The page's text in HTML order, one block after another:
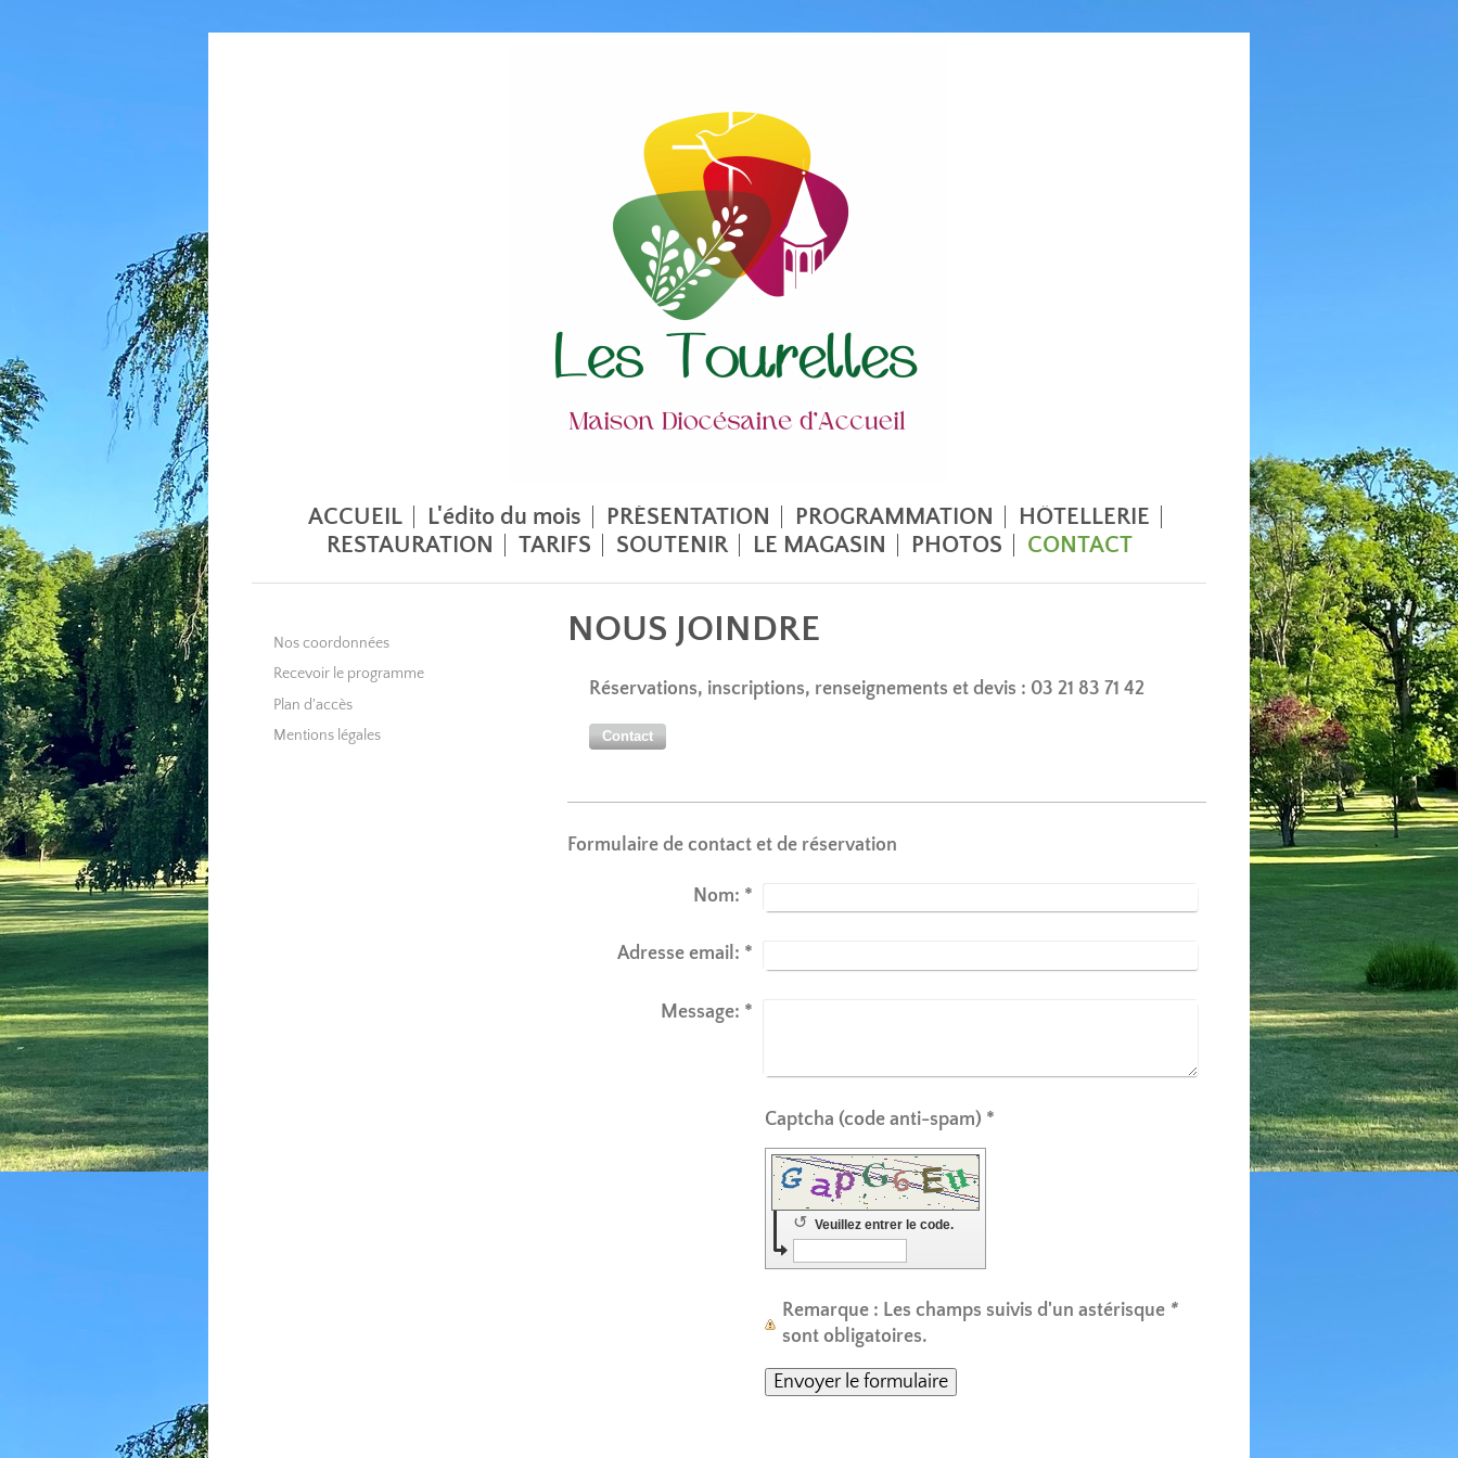
ACCUEIL L'édito du mois PRÉSENTATION PROGRAMMATION
HÔTELLERIE
RESTAURATION
TARIFS SOUTENIR LE MAGASIN PHOTOS CONTACT
NOUS JOINDRE
Réservations, inscriptions, renseignements et devis : 03 21 83 71 42
Contact
Formulaire de contact et de réservation
Nom: *
Adresse email: *
Message: *
Captcha (code anti-spam) *
Veuillez entrer le code.
↺
Remarque : Les champs suivis d'un astérisque *
sont obligatoires.
Nos coordonnées
Recevoir le programme
Plan d'accès
Mentions légales